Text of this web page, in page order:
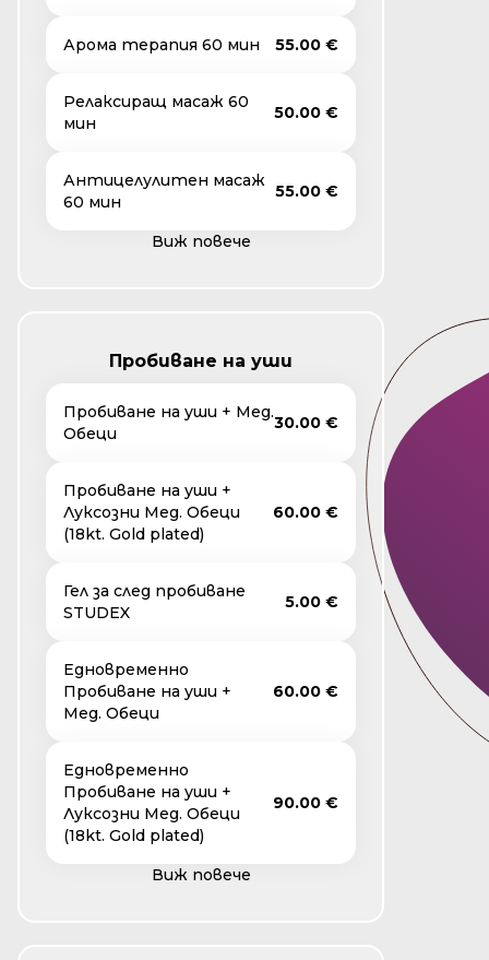
Арома терапия 60 мин 55.00 €
Релаксиращ масаж 60
мин
50.00 €
Антицелулитен масаж
60 мин
55.00 €
Виж повече
Пробиване на уши
Пробиване на уши + Мед.
Обеци
30.00 €
Пробиване на уши +
Луксозни Мед. Обеци
(18kt. Gold plated)
60.00 €
Гел за след пробиване
STUDEX
5.00 €
Едновременно
Пробиване на уши +
Мед. Обеци
60.00 €
Едновременно
Пробиване на уши +
Луксозни Мед. Обеци
(18kt. Gold plated)
90.00 €
Виж повече